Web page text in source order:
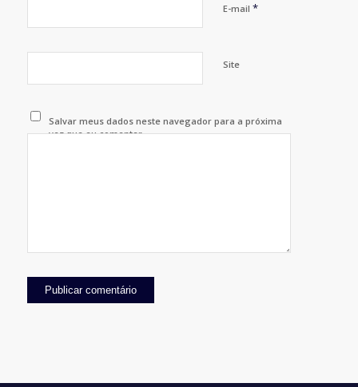
E-mail *
Site
Salvar meus dados neste navegador para a próxima
vez que eu comentar.